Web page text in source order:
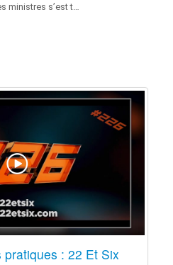
ministres s’est t…
: 22 Et Six